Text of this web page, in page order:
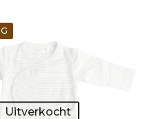
Uitverkocht